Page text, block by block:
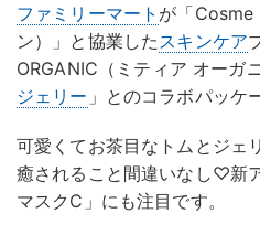
ファミリーマート が「
ン）」と協業したスキンケア
ORGANIC（ミティア オーガ
ジェリー 」とのコラボパッケ
可愛くてお茶目なトムとジェ
癒されること間違いなし♡新
マスクC」にも注目です。